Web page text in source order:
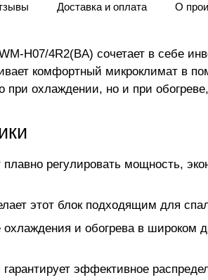
Доставка и оплата О
H07/4R2(BA) сочетает в себе
комфортный микроклимат в
при охлаждении, но и при
плавно регулировать мощность,
этот блок подходящим для
и обогрева в широком
эффективное